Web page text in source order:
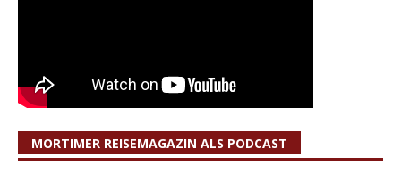
MORTIMER REISEMAGAZIN ALS PODCAST